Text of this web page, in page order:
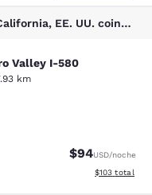
2 de hoteles cerca de San Carlos, California, EE. UU. coinciden con tus filtros
I-580
Valley I-580
km
Feria. 402 reseñas
$94USD/noche
Ver detalles
$103 total